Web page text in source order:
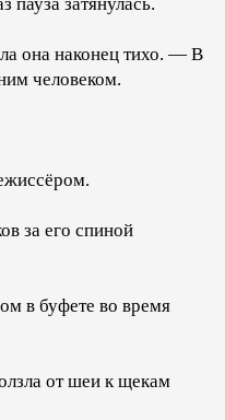
она наконец тихо. — В
человеком.
за его спиной
в буфете во время
от шеи к щекам